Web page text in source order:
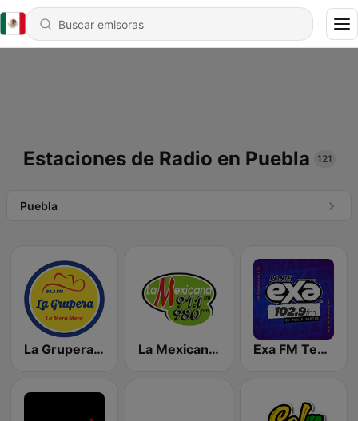
Estaciones de Radio en Puebla 121
Puebla
La Grupera 89.3 FM La Mexicana 91.1 FM Exa FM Tehuacán